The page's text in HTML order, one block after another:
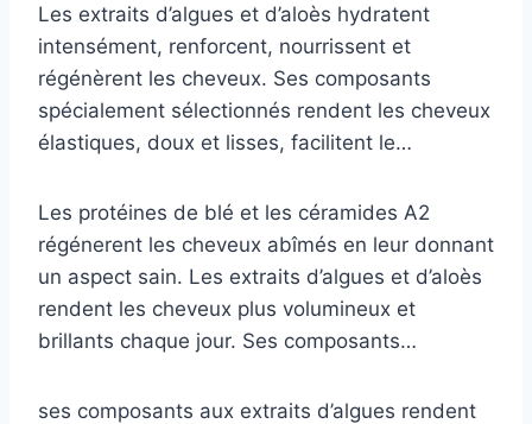
Les extraits d’algues et d’aloès hydratent
intensément, renforcent, nourrissent et
régénèrent les cheveux. Ses composants
spécialement sélectionnés rendent les cheveux
élastiques, doux et lisses, facilitent le…
Les protéines de blé et les céramides A2
régénerent les cheveux abîmés en leur donnant
un aspect sain. Les extraits d’algues et d’aloès
rendent les cheveux plus volumineux et
brillants chaque jour. Ses composants…
ses composants aux extraits d’algues rendent